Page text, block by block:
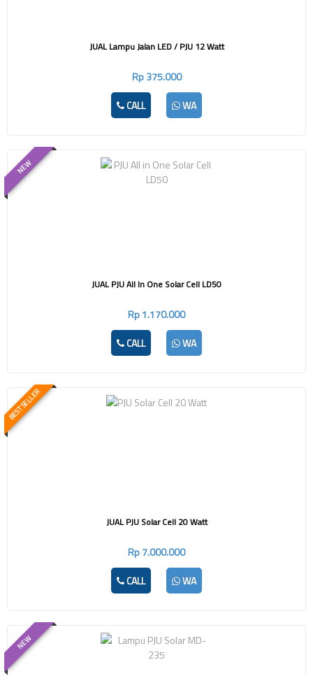
JUAL Lampu Jalan LED / PJU 12 Watt
Rp 375.000
CALL
WA
NEW
JUAL PJU All In One Solar Cell LD50
Rp 1.170.000
CALL
WA
BEST SELLER
JUAL PJU Solar Cell 20 Watt
Rp 7.000.000
CALL
WA
NEW